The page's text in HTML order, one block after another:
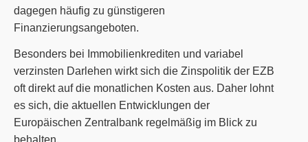
dagegen häufig zu günstigeren
Finanzierungsangeboten.
Besonders bei Immobilienkrediten und variabel
verzinsten Darlehen wirkt sich die Zinspolitik der EZB
oft direkt auf die monatlichen Kosten aus. Daher lohnt
es sich, die aktuellen Entwicklungen der
Europäischen Zentralbank regelmäßig im Blick zu
behalten.